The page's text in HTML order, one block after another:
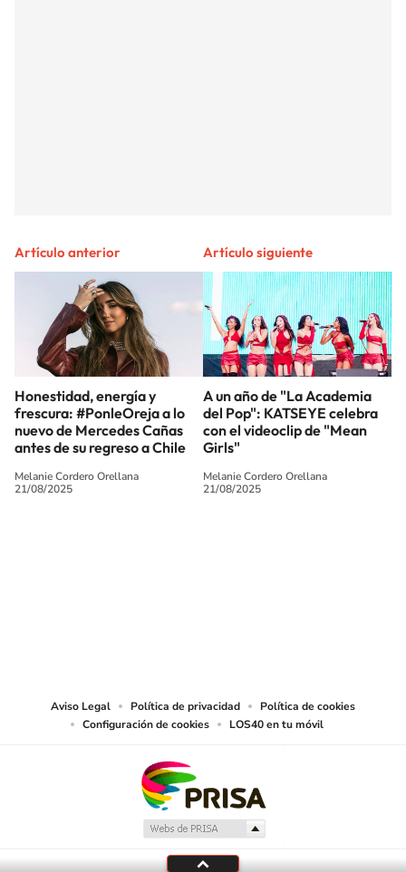
Artículo anterior
Honestidad, energía y
frescura: #PonleOreja a lo
nuevo de Mercedes Cañas
antes de su regreso a Chile
Melanie Cordero Orellana
21/08/2025
Artículo siguiente
A un año de "La Academia
del Pop": KATSEYE celebra
con el videoclip de "Mean
Girls"
Melanie Cordero Orellana
21/08/2025
Aviso Legal Política de privacidad
Política de cookies
Configuración de cookies
LOS40 en tu móvil